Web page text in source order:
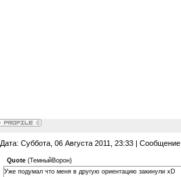
Дата: Суббота, 06 Августа 2011, 23:33 |
Quote(ТемныйВорон)
Уже подумал что меня в другую ориентацию закинули xD